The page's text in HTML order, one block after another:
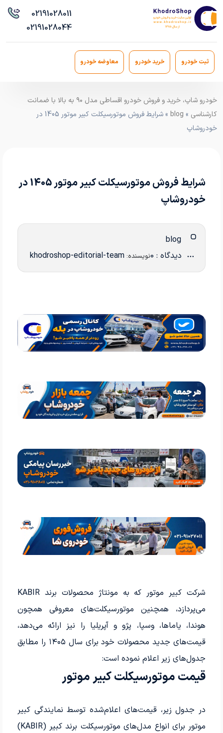
02191028011
02191028044
ثبت خودرو خرید خودرو معاوضه خودرو
خودرو شاپ، خرید و فروش خودرو اقساطی مدل ۹۰ به بالا با ضمانت
کارشناسی »
blog
» شرایط فروش موتورسیکلت کبیر موتور 1405 در
خودروشاپ
شرایط فروش موتورسیکلت کبیر موتور 1405 در
خودروشاپ
دیدگاه : 0 نویسنده: khodroshop-editorial-team
شرکت کبیر موتور که به مونتاژ محصولات برند KABIR
می‌پردازد، همچنین موتورسیکلت‌های معروفی همچون
هوندا، یاماها، وسپا، پژو و آپریلیا را نیز ارائه می‌دهد،
قیمت‌های جدید محصولات خود برای سال ۱۴۰۵ را مطابق
جدول‌های زیر اعلام نموده است:
قیمت موتورسیکلت کبیر موتور
در جدول زیر، قیمت‌های اعلام‌شده توسط نمایندگی کبیر
موتور برای انواع مدل‌های موتورسیکلت برند کبیر (KABIR)